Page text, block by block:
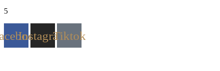
5
InstagramTiktok